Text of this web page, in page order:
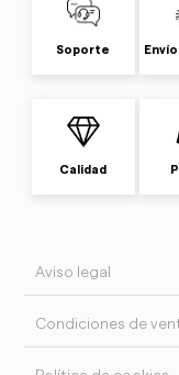
Soporte
Calidad
Aviso legal
Condiciones de